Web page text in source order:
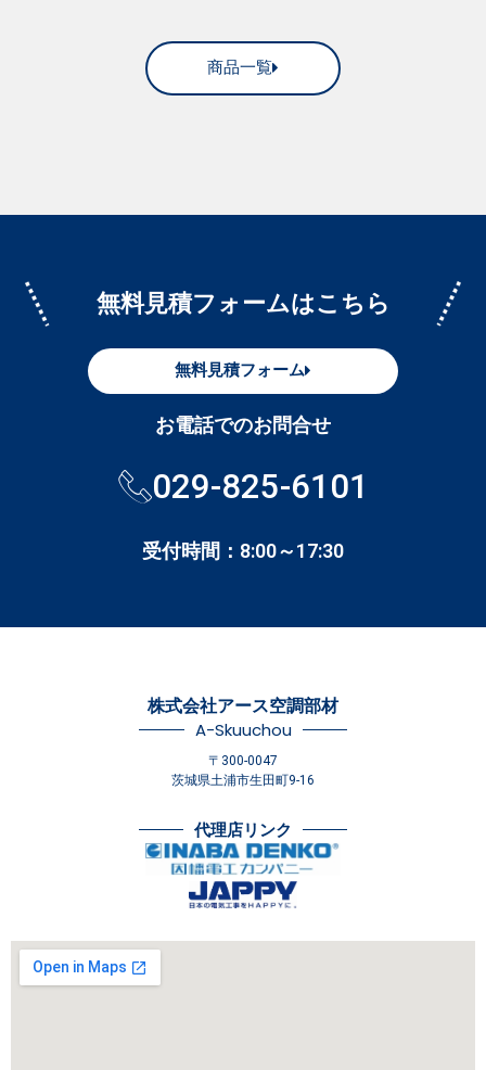
商品一覧
無料見積フォームはこちら
無料見積フォーム
お電話でのお問合せ
029-825-6101
受付時間：8:00～17:30
株式会社アース空調部材
A-Skuuchou
〒300-0047
茨城県土浦市生田町9-16
代理店リンク